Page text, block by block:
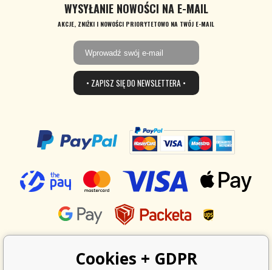
WYSYŁANIE NOWOŚCI NA E-MAIL
AKCJE, ZNIŻKI I NOWOŚCI PRIORYTETOWO NA TWÓJ E-MAIL
• ZAPISZ SIĘ DO NEWSLETTERA •
Cookies + GDPR